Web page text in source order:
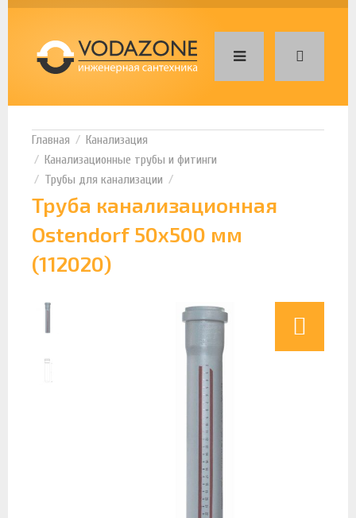
Канализация
Канализационные трубы и фитинги
Трубы для канализации
Труба канализационная
Ostendorf 50х500 мм
(112020)